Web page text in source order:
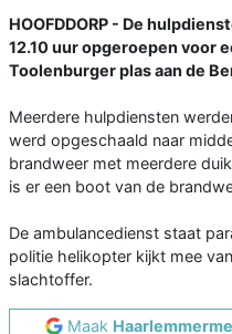
HOOFDDORP - De
12.10 uur opgeroepen voor
Toolenburger plas aan de
Meerdere hulpdiensten
werd opgeschaald naar
brandweer met meerdere
is er een boot van de
De ambulancedienst staat
politie helikopter kijkt mee
slachtoffer.
Maak